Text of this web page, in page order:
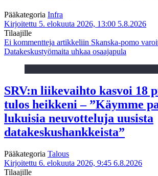
Pääkategoria Infra
Kirjoitettu 5. elokuuta 2026, 13:00 5.8.2026
Tilaajille
Ei kommentteja artikkeliin Skanska-pomo
Datakeskustyömaita uhkaa osaajapula
SRV:n liikevaihto kasvoi 18
tulos heikkeni – ”Käymme
lukuisia neuvotteluja uusista
datakeskushankkeista”
Pääkategoria Talous
Kirjoitettu 6. elokuuta 2026, 9:45 6.8.2026
Tilaajille